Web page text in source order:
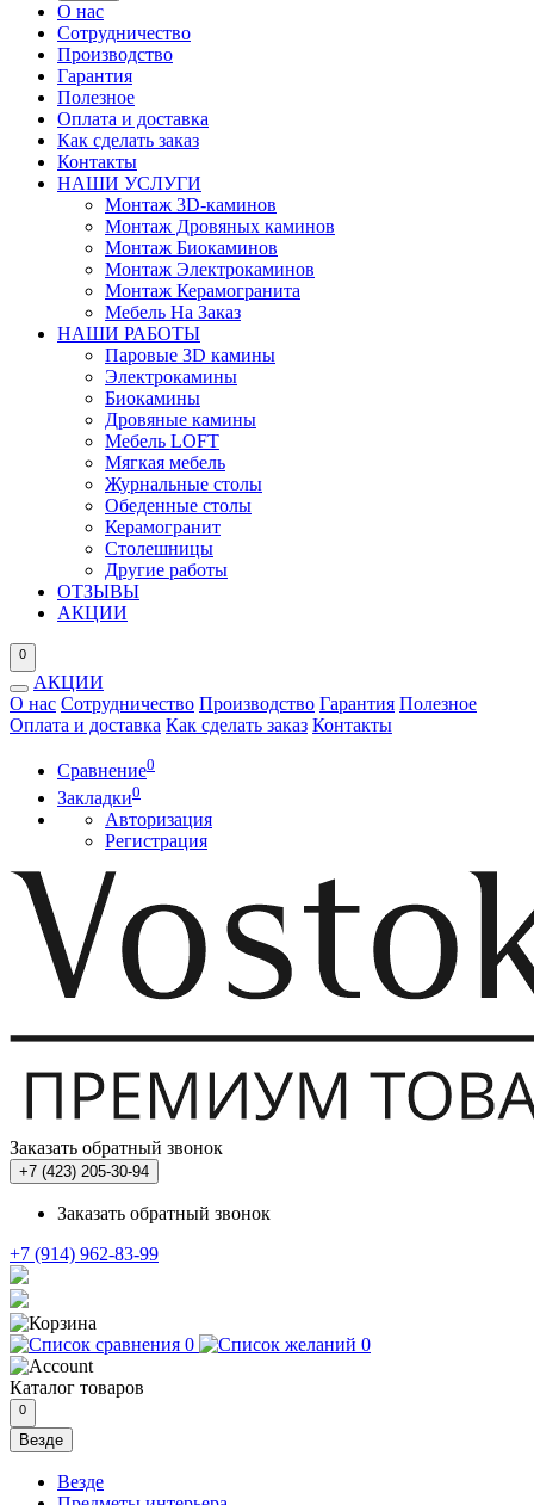
О нас
Сотрудничество
Производство
Гарантия
Полезное
Оплата и доставка
Как сделать заказ
Контакты
НАШИ УСЛУГИ
Монтаж 3D-каминов
Монтаж Дровяных каминов
Монтаж Биокаминов
Монтаж Электрокаминов
Монтаж Керамогранита
Мебель На Заказ
НАШИ РАБОТЫ
Паровые 3D камины
Электрокамины
Биокамины
Дровяные камины
Мебель LOFT
Мягкая мебель
Журнальные столы
Обеденные столы
Керамогранит
Столешницы
Другие работы
ОТЗЫВЫ
АКЦИИ
0
АКЦИИ
О нас Сотрудничество Производство Гарантия Полезное
Оплата и доставка Как сделать заказ Контакты
Сравнение0
Закладки0
Авторизация
Регистрация
Заказать обратный звонок
+7 (423) 205-30-94
Заказать обратный звонок
+7 (914) 962-83-99
0 0
Каталог товаров
0
Везде
Везде